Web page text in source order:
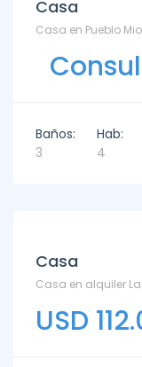
Casa
Casa en Pueblo
Baños:
3
Hab:
4
Casa
Casa en alquiler
USD